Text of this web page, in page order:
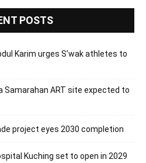
POSTS
Karim urges S’wak athletes to
Samarahan ART site expected to
project eyes 2030 completion
Kuching set to open in 2029